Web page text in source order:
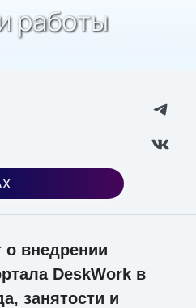
работы
внедрении
DeskWork в
занятости и